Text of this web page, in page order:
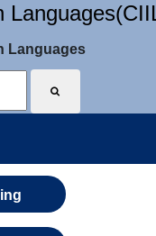
Languages